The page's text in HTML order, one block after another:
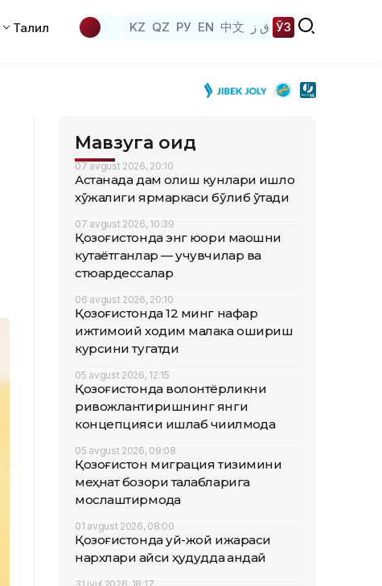
Таҳлил KZ QZ РУ EN 中文 ق ز ЎЗ
Мавзуга оид
07 avgust 2026, 20:10
Астанада дам олиш кунлари қишлоқ
хўжалиги ярмаркаси бўлиб ўтади
07 avgust 2026, 10:39
Қозоғистонда энг юқори маошни
кутаётганлар — учувчилар ва
стюардессалар
06 avgust 2026, 20:10
Қозоғистонда 12 минг нафар
ижтимоий ходим малака ошириш
курсини тугатди
05 avgust 2026, 12:15
Қозоғистонда волонтёрликни
ривожлантиришнинг янги
концепцияси ишлаб чиқилмоқда
05 avgust 2026, 09:08
Қозоғистон миграция тизимини
меҳнат бозори талабларига
мослаштирмоқда
01 avgust 2026, 08:00
Қозоғистонда уй-жой ижараси
нархлари қайси ҳудудда қандай